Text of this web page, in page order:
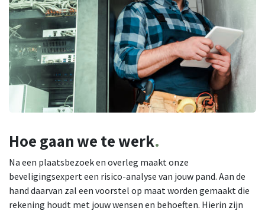
Hoegaan we te werk.
Na een plaatsbezoek en overleg maakt onze
beveligingsexpert een risico-analyse van jouw pand. Aan de
hand daarvan zal een voorstel op maat worden gemaakt die
rekening houdt met jouw wensen en behoeften. Hierin zijn